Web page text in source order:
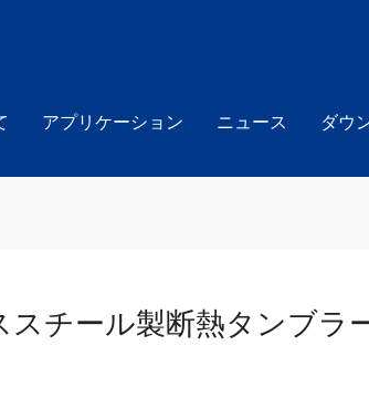
アプリケーション ニュース ダウ
チール製断熱タンブラ